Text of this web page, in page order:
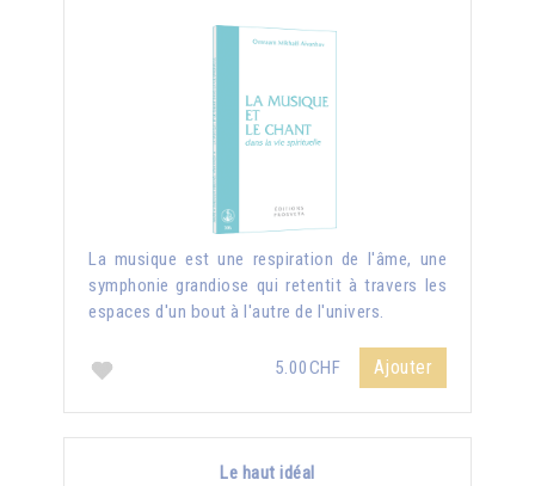
La musique est une respiration de l'âme, une
symphonie grandiose qui retentit à travers les
espaces d'un bout à l'autre de l'univers.
5.00CHF Ajouter
Le haut idéal